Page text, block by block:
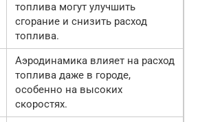
топлива могут улучшить
сгорание и снизить расход
топлива.
Аэродинамика влияет на расход
топлива даже в городе,
особенно на высоких
скоростях.